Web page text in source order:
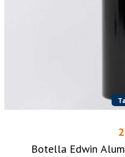
Botella Edwin